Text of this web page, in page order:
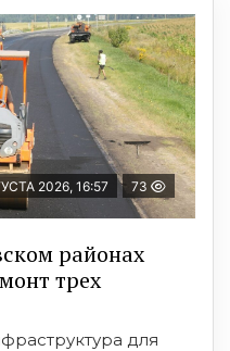
2026, 16:57 73
районах
трех
для